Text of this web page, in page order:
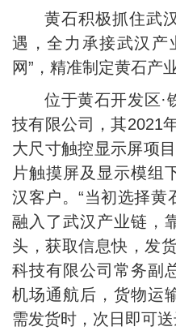
黄石积极抓住武
遇，全力承接武汉产
网”，精准制定黄石产
位于黄石开发区·
技有限公司，其2021
大尺寸触控显示屏项
片触摸屏及显示模组
汉客户。“当初选择黄
融入了武汉产业链，
头，获取信息快，发
科技有限公司常务副
机场通航后，货物运
需发货时，次日即可送